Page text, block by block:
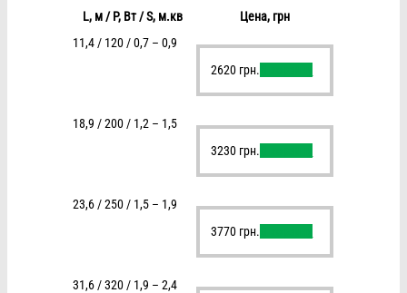
L, м / P, Вт / S, м.кв
Цена, грн
11,4 / 120 / 0,7 – 0,9
2620 грн.
18,9 / 200 / 1,2 – 1,5
3230 грн.
23,6 / 250 / 1,5 – 1,9
3770 грн.
31,6 / 320 / 1,9 – 2,4